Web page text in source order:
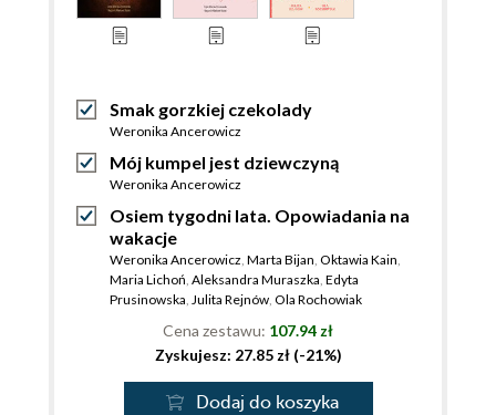
Smak gorzkiej czekolady
Weronika Ancerowicz
Mój kumpel jest dziewczyną
Weronika Ancerowicz
Osiem tygodni lata. Opowiadania na
wakacje
Weronika Ancerowicz, Marta Bijan, Oktawia Kain,
Maria Lichoń, Aleksandra Muraszka, Edyta
Prusinowska, Julita Rejnów, Ola Rochowiak
Cena zestawu: 107.94 zł
Zyskujesz: 27.85 zł (-21%)
Dodaj do koszyka